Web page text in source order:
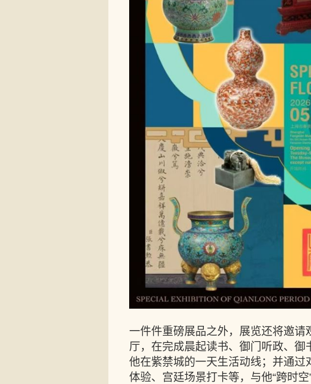
一件件重磅展品之外，展览还将邀
厅，在完成晨起读书、御门听政、
他在紫禁城的一天生活动线；并通
体验、宫廷场景打卡等，与他“跨时空”